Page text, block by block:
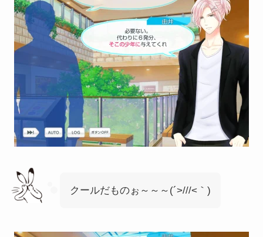
クールだものぉ～～～(´>///<｀)